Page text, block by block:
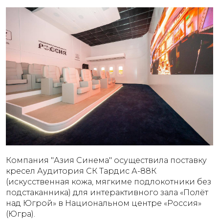
Компания "Азия Синема" осуществила поставку
кресел Аудитория СК Тардис А-88К
(искусственная кожа, мягкиме подлокотники без
подстаканника) для интерактивного зала «Полёт
над Югрой» в Национальном центре «Россия»
(Югра).